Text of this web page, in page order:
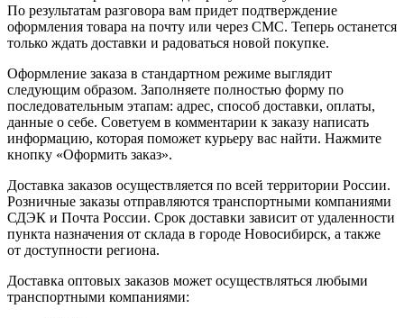
По результатам разговора вам придет подтверждение
оформления товара на почту или через СМС. Теперь останется
только ждать доставки и радоваться новой покупке.
Оформление заказа в стандартном режиме выглядит
следующим образом. Заполняете полностью форму по
последовательным этапам: адрес, способ доставки, оплаты,
данные о себе. Советуем в комментарии к заказу написать
информацию, которая поможет курьеру вас найти. Нажмите
кнопку «Оформить заказ».
Доставка заказов осуществляется по всей территории России.
Розничные заказы отправляются транспортными компаниями
СДЭК и Почта России. Срок доставки зависит от удаленности
пункта назначения от склада в городе Новосибирск, а также
от доступности региона.
Доставка оптовых заказов может осуществляться любыми
транспортными компаниями: